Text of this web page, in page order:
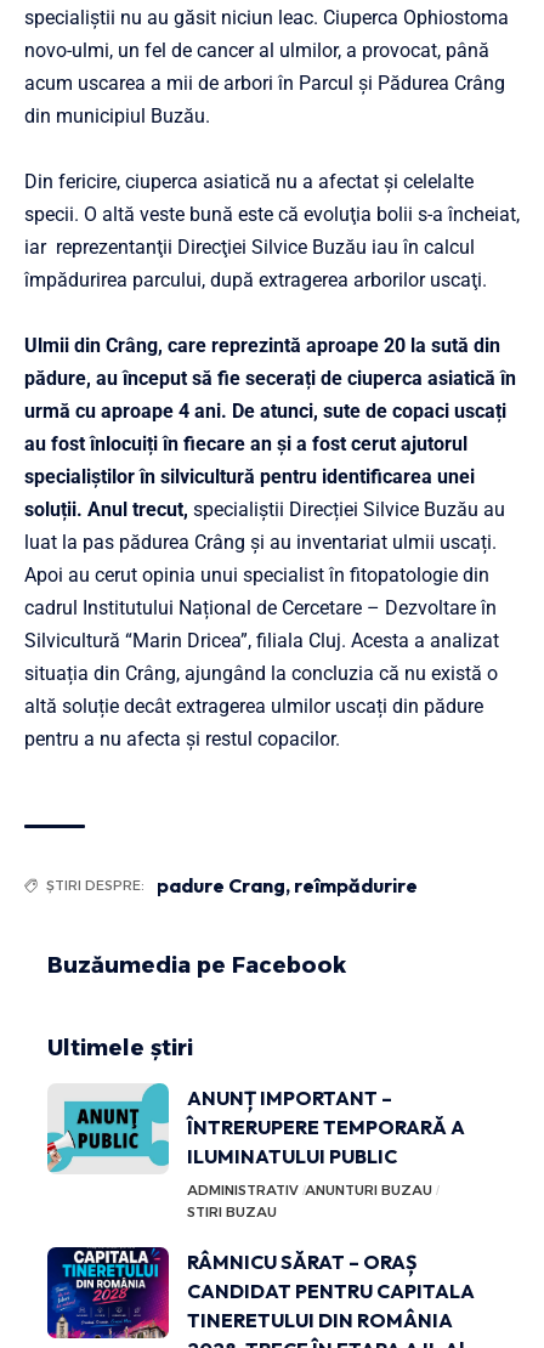
specialiştii nu au găsit niciun leac. Ciuperca Ophiostoma
novo-ulmi, un fel de cancer al ulmilor, a provocat, până
acum uscarea a mii de arbori în Parcul și Pădurea Crâng
din municipiul Buzău.
Din fericire, ciuperca asiatică nu a afectat şi celelalte
specii. O altă veste bună este că evoluţia bolii s-a încheiat,
iar reprezentanţii Direcţiei Silvice Buzău iau în calcul
împădurirea parcului, după extragerea arborilor uscaţi.
Ulmii din Crâng, care reprezintă aproape 20 la sută din
pădure, au început să fie secerați de ciuperca asiatică în
urmă cu aproape 4 ani. De atunci, sute de copaci uscați
au fost înlocuiți în fiecare an și a fost cerut ajutorul
specialiștilor în silvicultură pentru identificarea unei
soluții. Anul trecut, specialiștii Direcției Silvice Buzău au
luat la pas pădurea Crâng și au inventariat ulmii uscați.
Apoi au cerut opinia unui specialist în fitopatologie din
cadrul Institutului Național de Cercetare – Dezvoltare în
Silvicultură “Marin Dricea”, filiala Cluj. Acesta a analizat
situația din Crâng, ajungând la concluzia că nu există o
altă soluție decât extragerea ulmilor uscați din pădure
pentru a nu afecta și restul copacilor.
ȘTIRI DESPRE: padure Crang, reîmpădurire
Buzăumedia pe Facebook
Ultimele știri
ANUNȚ IMPORTANT –
ÎNTRERUPERE TEMPORARĂ A
ILUMINATULUI PUBLIC
ADMINISTRATIV ANUNTURI BUZAU
STIRI BUZAU
RÂMNICU SĂRAT – ORAȘ
CANDIDAT PENTRU CAPITALA
TINERETULUI DIN ROMÂNIA